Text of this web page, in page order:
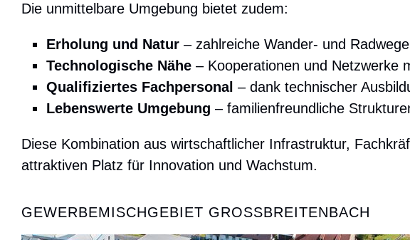
Die unmittelbare Umgebung bietet zudem:
Erholung und Natur – zahlreiche Wander- und
Technologische Nähe – Kooperationen und Netzwerke
Qualifiziertes Fachpersonal – dank technischer
Lebenswerte Umgebung – familienfreundliche
Diese Kombination aus wirtschaftlicher Infrastruktur,
attraktiven Platz für Innovation und Wachstum.
GEWERBEMISCHGEBIET GROSSBREITENBACH